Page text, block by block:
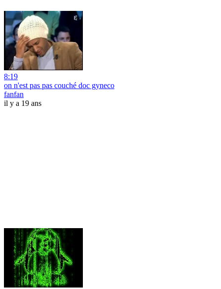
8:19
on n'est pas pas couché doc gyneco
fanfan
il y a 19 ans